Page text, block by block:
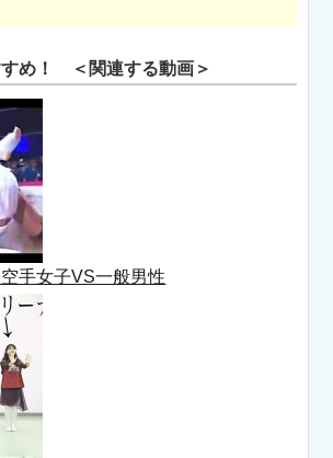
め！ ＜関連する動画＞
手女子VS一般男性